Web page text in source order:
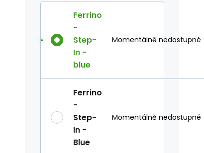
Ferrino
-
Step-
In -
blue
Momentálně nedostupné
Ferrino
-
Step-
In -
Blue
Momentálně nedostupné